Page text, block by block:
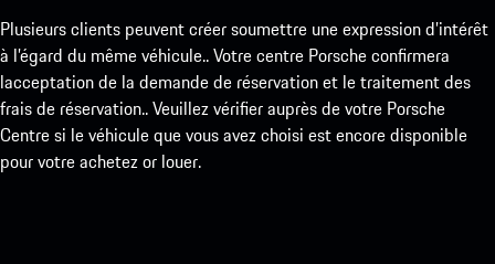
Plusieurs clients peuvent créer soumettre une expression d’intérêt
à l’égard du même véhicule.. Votre centre Porsche confirmera
lacceptation de la demande de réservation et le traitement des
frais de réservation.. Veuillez vérifier auprès de votre Porsche
Centre si le véhicule que vous avez choisi est encore disponible
pour votre achetez or louer.